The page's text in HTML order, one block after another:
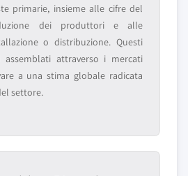
primarie, insieme alle cifre del
dei produttori e alle
o distribuzione. Questi
attraverso i mercati
a una stima globale radicata
settore.